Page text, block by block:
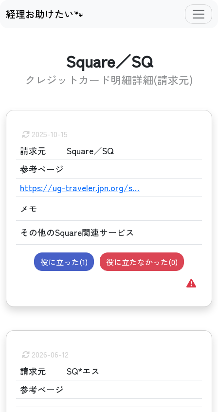
経理お助けたい🐾
Square／SQ
クレジットカード明細詳細(請求元)
2025-10-15
請求元
Square／SQ
参考ページ
https://ug-traveler.jpn.org/s…
メモ
その他のSquare関連サービス
役に立った(1) 役に立たなかった(0)
2026-06-12
請求元
SQ*エス
参考ページ